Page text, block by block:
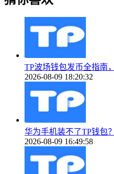
TP波场钱包发币全指南
2026-08-09 18:20:32
华为手机装不了TP钱包
2026-08-09 16:49:58